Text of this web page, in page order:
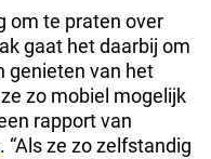
om te praten over
gaat het daarbij om
genieten van het
zo mobiel mogelijk
rapport van
. “Als ze zo zelfstandig